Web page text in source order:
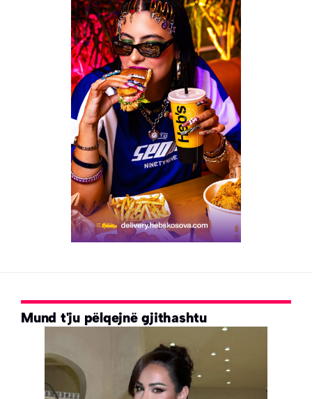
Mund t'ju pëlqejnë gjithashtu